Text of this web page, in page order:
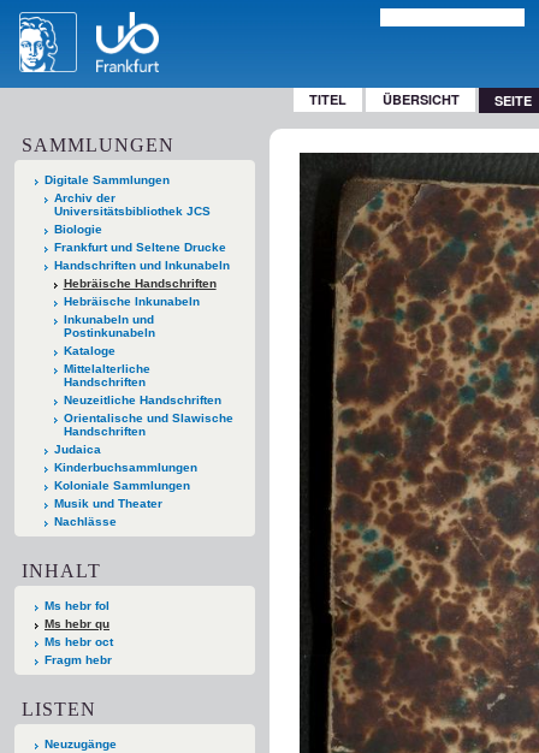
TITEL ÜBERSICHT SEITE
SAMMLUNGEN
Digitale Sammlungen
Archiv der
Universitätsbibliothek JCS
Biologie
Frankfurt und Seltene Drucke
Handschriften und Inkunabeln
Hebräische Handschriften
Hebräische Inkunabeln
Inkunabeln und
Postinkunabeln
Kataloge
Mittelalterliche
Handschriften
Neuzeitliche Handschriften
Orientalische und Slawische
Handschriften
Judaica
Kinderbuchsammlungen
Koloniale Sammlungen
Musik und Theater
Nachlässe
INHALT
Ms hebr fol
Ms hebr qu
Ms hebr oct
Fragm hebr
LISTEN
Neuzugänge